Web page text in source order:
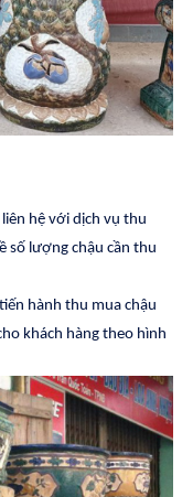
hệ với dịch vụ thu
số lượng chậu cần thu
hành thu mua chậu
khách hàng theo hình